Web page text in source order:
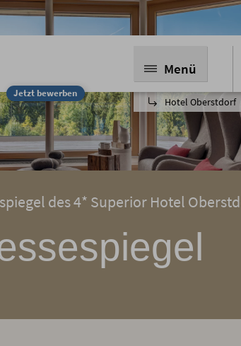
Jetzt bewerben
Menü
Hotel Oberstdorf
des 4* Superior Hotel